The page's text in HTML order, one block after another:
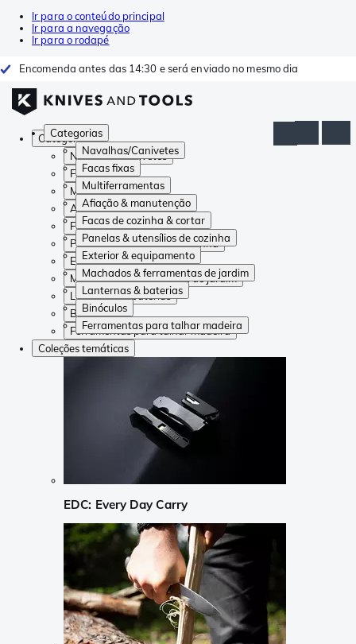
Ir para o conteúdo principal
Ir para a navegação
Ir para o rodapé
Encomenda antes das 14:30 e será enviado no mesmo dia
Categorias
Navalhas/Canivetes
Facas fixas
Multiferramentas
Afiação & manutenção
Facas de cozinha & cortar
Panelas & utensílios de cozinha
Exterior & equipamento
Machados & ferramentas de jardim
Lanternas & baterias
Binóculos
Ferramentas para talhar madeira
Categorias
Navalhas/Canivetes
Facas fixas
Multiferramentas
Afiação & manutenção
Facas de cozinha & cortar
Panelas & utensílios de cozinha
Exterior & equipamento
Machados & ferramentas de jardim
Lanternas & baterias
Binóculos
Ferramentas para talhar madeira
Coleções temáticas
EDC: Every Day Carry